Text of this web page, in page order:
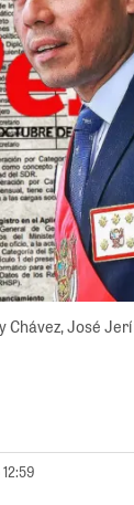
Chávez, José